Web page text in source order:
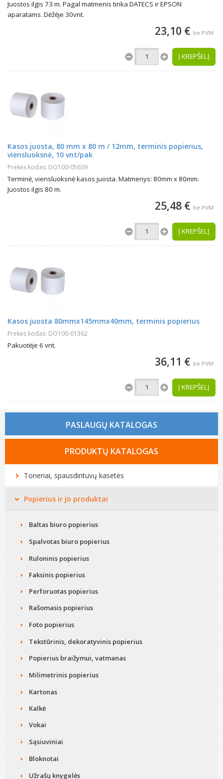
Juostos ilgis 73 m. Pagal matmenis tinka DATECS ir EPSON
aparatams. Dėžėje 30vnt.
23,10 € be PVM
Į KREPŠELĮ
Kasos juosta, 80 mm x 80 m / 12mm, terminis popierius,
viensluoksnė, 10 vnt/pak
Prekės kodas: DO100-05639
Terminė, viensluoksnė kasos juosta. Matmenys: 80mm x 80mm.
Juostos ilgis 80 m.
25,48 € be PVM
Į KREPŠELĮ
Kasos juosta 80mmx145mmx40mm, terminis popierius
Prekės kodas: DO100-01362
Pakuotėje 6 vnt.
36,11 € be PVM
Į KREPŠELĮ
PASLAUGŲ KATALOGAS
Tonerio kasečių pildymas
Spausdintuvų remontas
Biuro technikos remontas
PRODUKTŲ KATALOGAS
Toneriai, spausdintuvų kasetės
Popierius ir jo produktai
Baltas biuro popierius
Spalvotas biuro popierius
Ruloninis popierius
Faksinis popierius
Perforuotas popierius
Rašomasis popierius
Foto popierius
Tekstūrinis, dekoratyvinis popierius
Popierius braižymui, vatmanas
Milimetrinis popierius
Kartonas
Kalkė
Vokai
Sąsiuviniai
Bloknotai
Užrašų knygelės